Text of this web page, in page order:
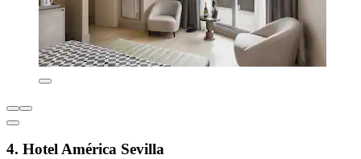
4. Hotel América Sevilla